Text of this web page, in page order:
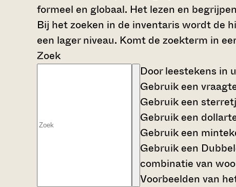
formeel en globaal. Het lezen en
Bij het zoeken in de inventaris wordt de
een lager niveau. Komt de zoekterm in
Zoek
Door leestekens in
Gebruik een
Gebruik een
Gebruik een
Gebruik een
Gebruik een
combinatie van
Voorbeelden van